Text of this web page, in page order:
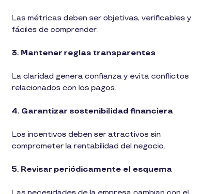
Las métricas deben ser objetivas, verificables y
fáciles de comprender.
3. Mantener reglas transparentes
La claridad genera confianza y evita conflictos
relacionados con los pagos.
4. Garantizar sostenibilidad financiera
Los incentivos deben ser atractivos sin
comprometer la rentabilidad del negocio.
5. Revisar periódicamente el esquema